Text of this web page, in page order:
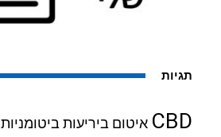
תגיות
CBD איטום ביריעות ביטומניות